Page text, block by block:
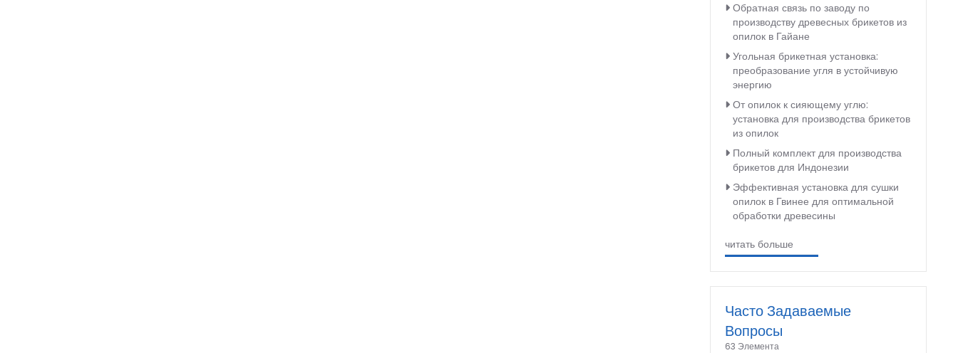
Обратная связь по заводу по
производству древесных брикетов из
опилок в Гайане
Угольная брикетная установка:
преобразование угля в устойчивую
энергию
От опилок к сияющему углю:
установка для производства брикетов
из опилок
Полный комплект для производства
брикетов для Индонезии
Эффективная установка для сушки
опилок в Гвинее для оптимальной
обработки древесины
читать больше
Часто Задаваемые
Вопросы
63 Элемента